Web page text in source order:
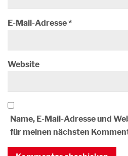
E-Mail-Adresse*
Website
Name, E-Mail-Adresse und
für meinen nächsten